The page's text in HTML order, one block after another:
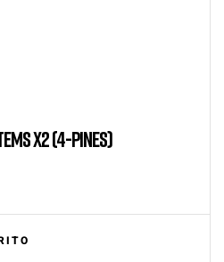
X2 (4-PINES)